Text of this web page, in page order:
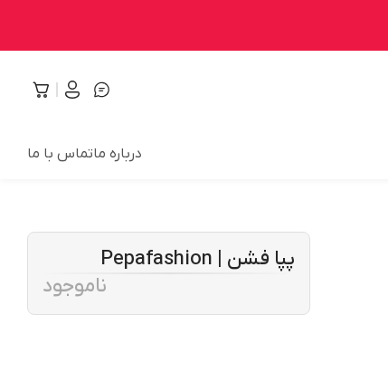
درباره ماتماس با ما
پپا فشن | Pepafashion
ناموجود